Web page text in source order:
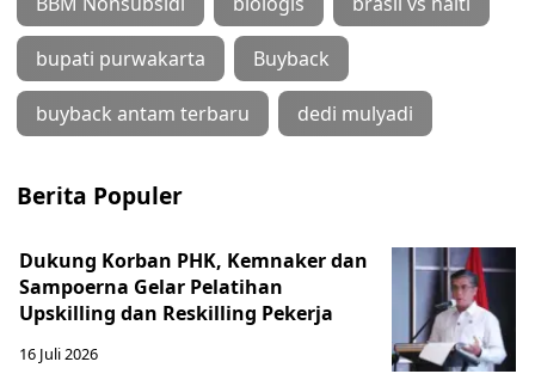
bupati purwakarta Buyback
buyback antam terbaru dedi mulyadi
Berita Populer
Dukung Korban PHK, Kemnaker dan
Sampoerna Gelar Pelatihan
Upskilling dan Reskilling Pekerja
16 Juli 2026